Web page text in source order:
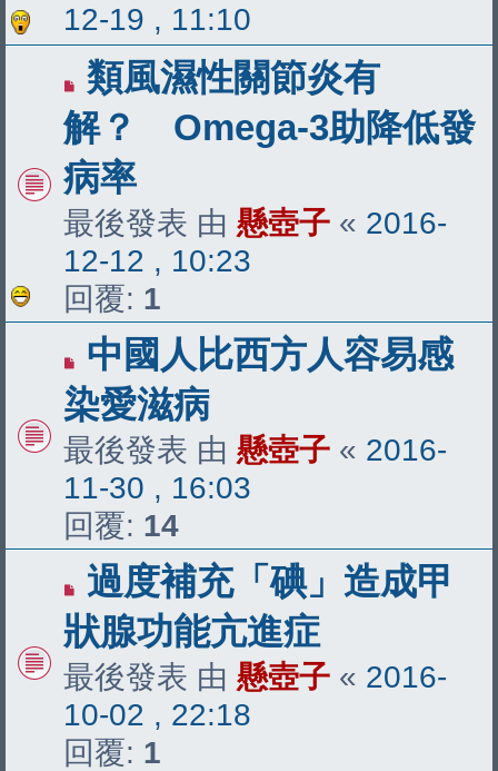
12-19 , 11:10
類風濕性關節炎有
解？ Omega-3助降低發
病率
最後發表 由 懸壺子 « 2016-
12-12 , 10:23
回覆: 1
中國人比西方人容易感
染愛滋病
最後發表 由 懸壺子 « 2016-
11-30 , 16:03
回覆: 14
過度補充「碘」造成甲
狀腺功能亢進症
最後發表 由 懸壺子 « 2016-
10-02 , 22:18
回覆: 1